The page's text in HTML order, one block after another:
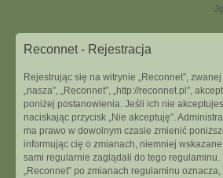
Reconnet - Rejestracja
Rejestrując się na witrynie „Reconnet”, zwanej
„nasza”, „Reconnet”, „http://reconnet.pl”,
poniżej postanowienia. Jeśli ich nie
naciskając przycisk „Nie akceptuję”.
ma prawo w dowolnym czasie zmienić
informując cię o zmianach, niemniej
sami regularnie zaglądali do tego regulaminu.
„Reconnet” po zmianach regulaminu